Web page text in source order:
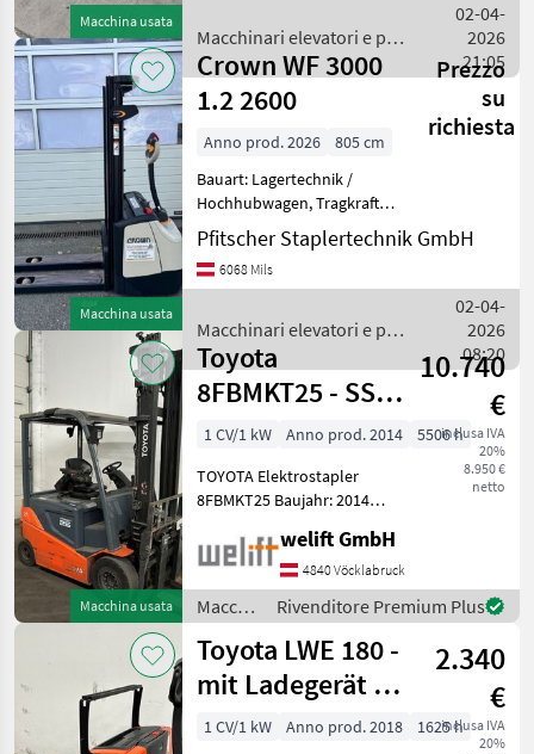
Macchina usata
Hubgerüst: Standard
Freisich
Macchinari elevatori e per
magazzino / Linde
02-04-
2026
21:05
Macchina usata
Crown WF 3000
1.2 2600
Prezzo
su
richiesta
Anno prod. 2026
805 cm
Bauart: Lagertechnik /
Hochhubwagen, Tragkraft:
1200kg, Hubhöhe: 2600mm,
Bauhöhe: 1750mm,
Freihub: 1250mm,
Batterie: Bj. 2026 24V 180Ah
Zustand:
Pfitscher Staplertechnik GmbH
6068 Mils
Macchinari elevatori e per
magazzino / Crown
02-04-
2026
08:20
Macchina usata
Toyota
8FBMKT25 - SS -
ZVG - hydr.
Gabelzinken
10.740
€
inclusa IVA
20%
8.950 €
netto
1 CV/1 kW Anno prod. 2014
5506 h
TOYOTA Elektrostapler
8FBMKT25 Baujahr: 2014
Tragkraft: 2500 kg Hubmast:
Duplex-Freisicht Hubhöhe:
4000 mm Bauhöhe: 2835
mm Freihub: 12
welift GmbH
4840 Vöcklabruck
Macchinari
elevatori
e per
magazzino
/
Toyota
Rivenditore Premium Plus
Toyota LWE 180 -
mit Ladegerät -
1625 Stunden !!!
2.340
€
inclusa IVA
20%
1 CV/1 kW Anno prod. 2018
1625 h